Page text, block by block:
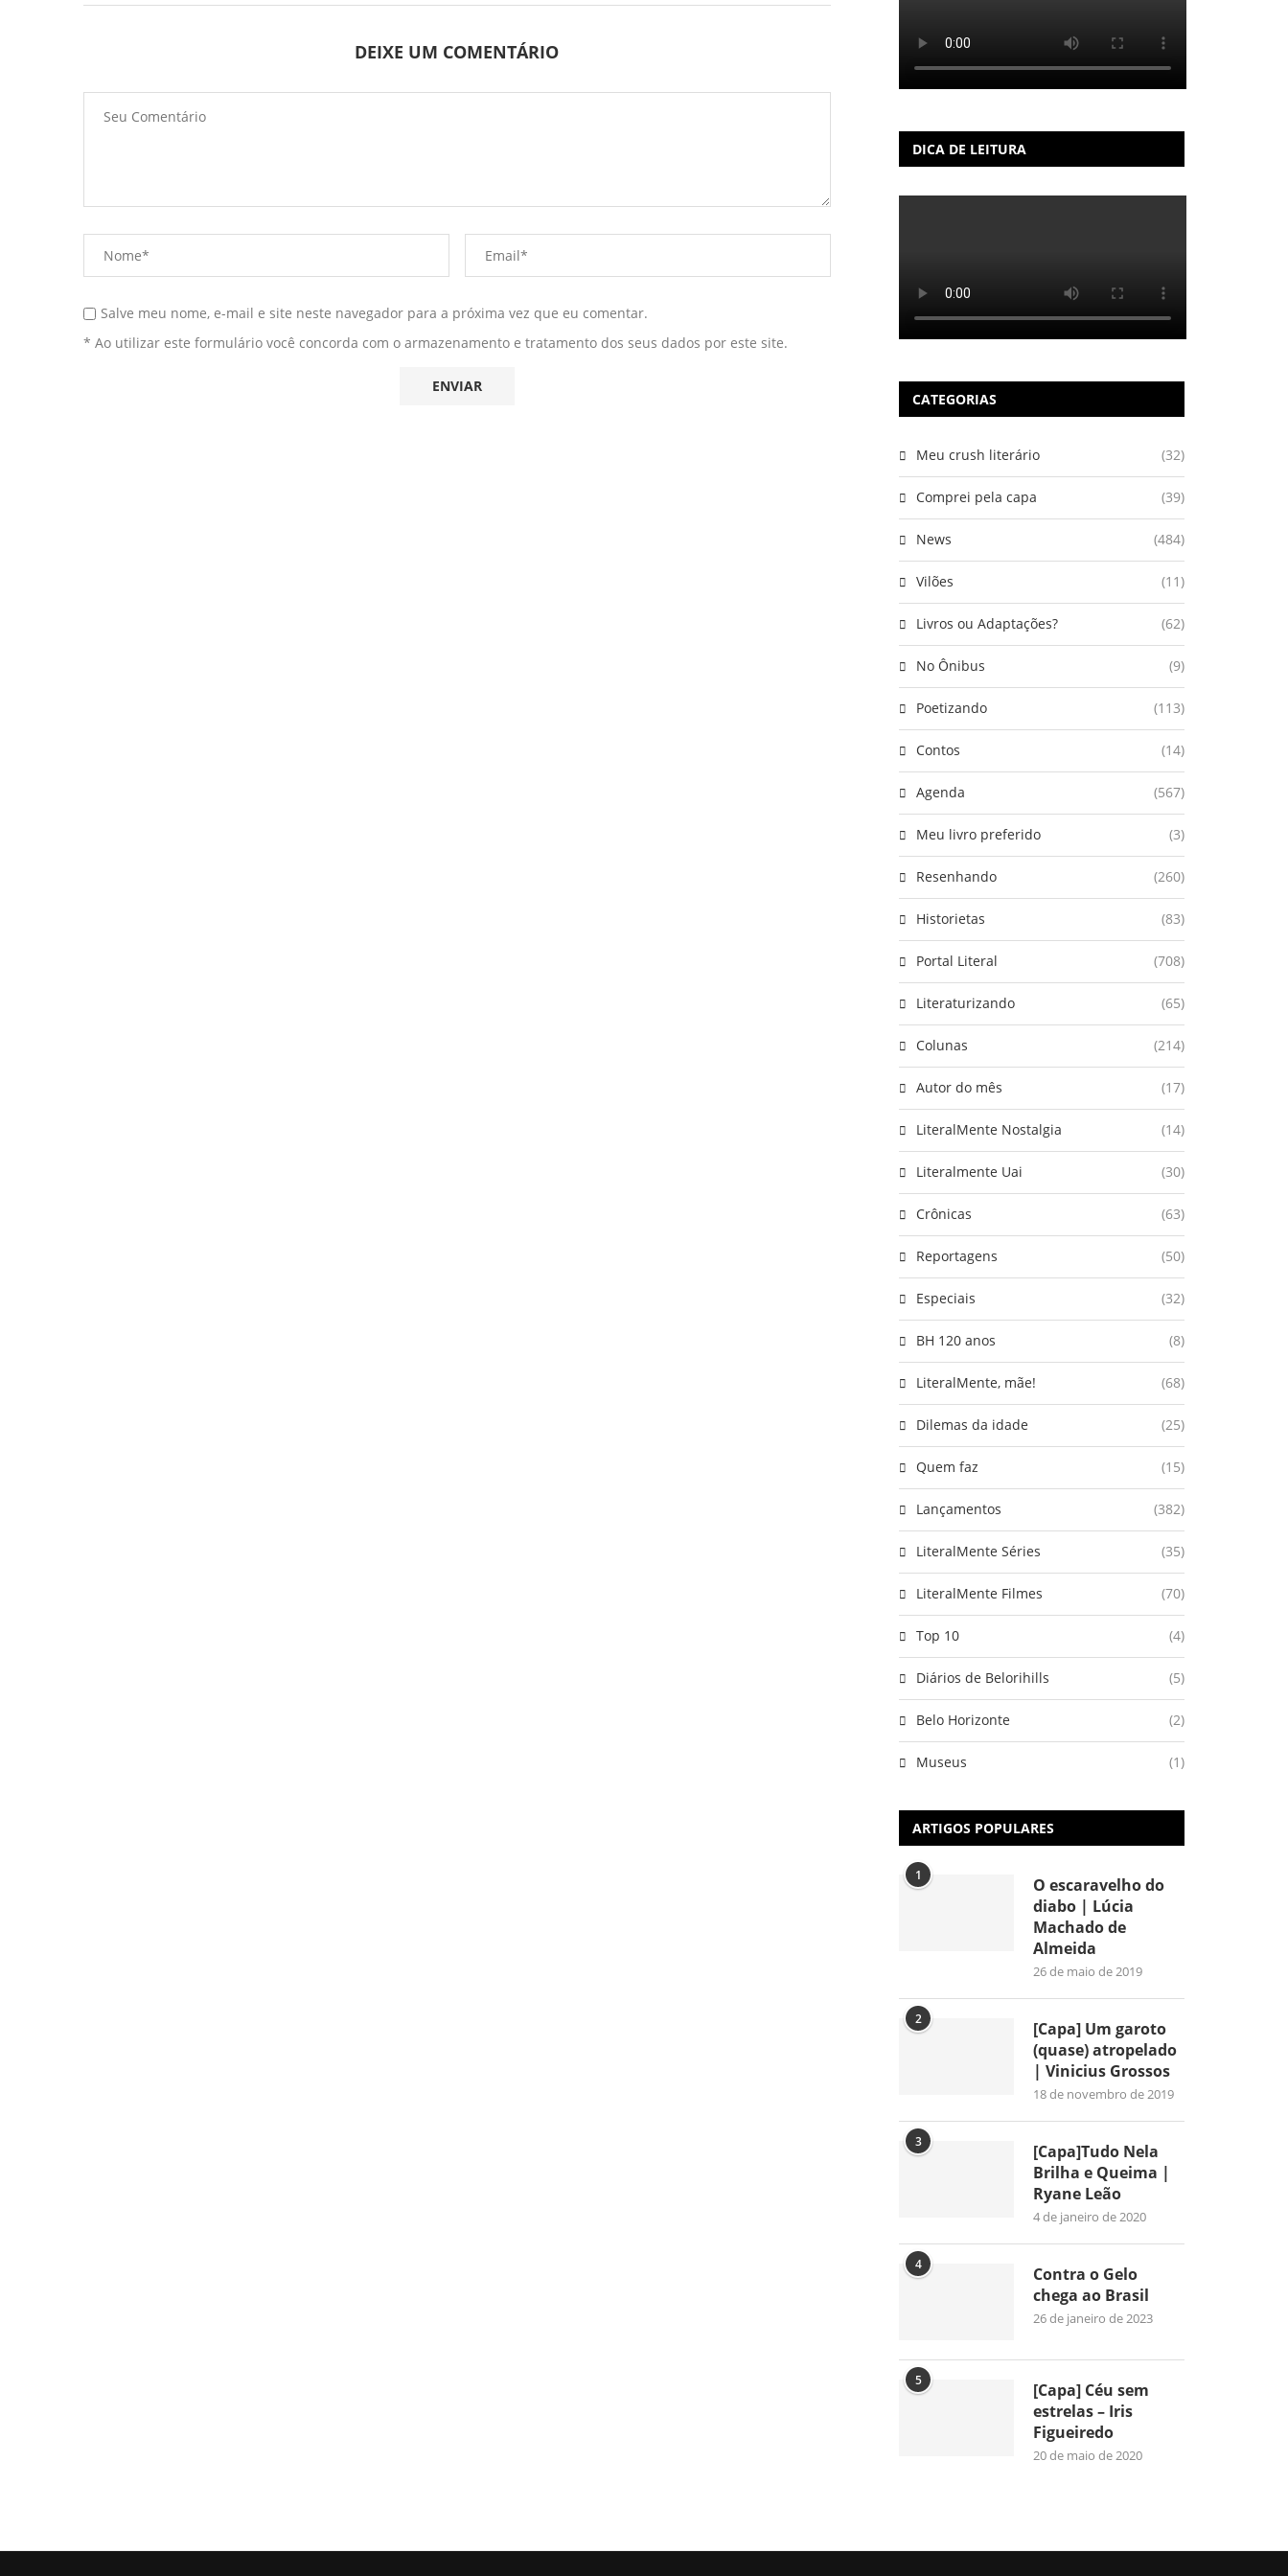
DEIXE UM COMENTÁRIO
Salve meu nome, e-mail e site neste navegador para a próxima vez que eu comentar.
* Ao utilizar este formulário você concorda com o armazenamento e tratamento dos seus dados por este site.
DICA DE LEITURA
CATEGORIAS
Meu crush literário (32)
Comprei pela capa (39)
News (484)
Vilões (11)
Livros ou Adaptações? (62)
No Ônibus (9)
Poetizando (113)
Contos (14)
Agenda (567)
Meu livro preferido (3)
Resenhando (260)
Historietas (83)
Portal Literal (708)
Literaturizando (65)
Colunas (214)
Autor do mês (17)
LiteralMente Nostalgia (14)
Literalmente Uai (30)
Crônicas (63)
Reportagens (50)
Especiais (32)
BH 120 anos (8)
LiteralMente, mãe! (68)
Dilemas da idade (25)
Quem faz (15)
Lançamentos (382)
LiteralMente Séries (35)
LiteralMente Filmes (70)
Top 10 (4)
Diários de Belorihills (5)
Belo Horizonte (2)
Museus (1)
ARTIGOS POPULARES
1
O escaravelho do
diabo | Lúcia
Machado de
Almeida
26 de maio de 2019
2
[Capa] Um garoto
(quase) atropelado
| Vinicius Grossos
18 de novembro de 2019
3
[Capa]Tudo Nela
Brilha e Queima |
Ryane Leão
4 de janeiro de 2020
4
Contra o Gelo
chega ao Brasil
26 de janeiro de 2023
5
[Capa] Céu sem
estrelas – Iris
Figueiredo
20 de maio de 2020